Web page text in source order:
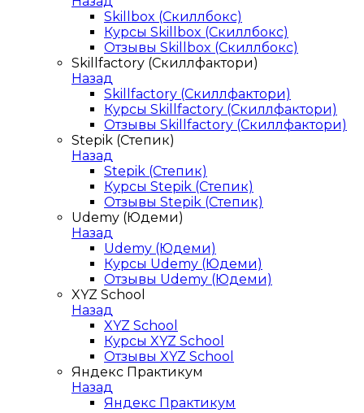
Skillbox (Скиллбокс)
Курсы Skillbox (Скиллбокс)
Отзывы Skillbox (Скиллбокс)
Skillfactory (Скиллфактори)
Назад
Skillfactory (Скиллфактори)
Курсы Skillfactory (Скиллфактори)
Отзывы Skillfactory (Скиллфактори)
Stepik (Степик)
Назад
Stepik (Степик)
Курсы Stepik (Степик)
Отзывы Stepik (Степик)
Udemy (Юдеми)
Назад
Udemy (Юдеми)
Курсы Udemy (Юдеми)
Отзывы Udemy (Юдеми)
XYZ School
Назад
XYZ School
Курсы XYZ School
Отзывы XYZ School
Яндекс Практикум
Назад
Яндекс Практикум